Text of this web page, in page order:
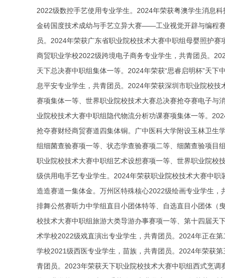
2022级数控手艺使用专业学生。2024年荣获粤澳学生消息
金砖国度技术成幼与手艺立异大赛——工业视觉开辟与编程
员。2024年荣获广东省职业院校技术大赛中职组母婴照护
商贸职业学校2022级跨境电子商务专业学生，共青团员。
天下总决赛中职组集体一等。2024年荣获“思睿启明杯”天
息平安专业学生，共青团员。2024年荣获深圳市职业院校
赛项集体一等、世界职业院校技术大赛总决赛抢夺赛电子与
业院校技术大赛中职组隐代物流分析功课赛项集体一等。
抢夺赛财经商贸赛道四集体铜。广中医科大学附设玉林卫生
组细菌查验赛项一等、状态学查验赛项二等、细菌查验项目
职业院校技术大赛中职组艺术设想赛项一等、世界职业院校
级供用电手艺专业学生。2024年荣获职业院校技术大赛中
造造赛道一集体金。万州区特殊核心2022级绘画专业学生
排舞公然赛听力中学组直目小团体特等、自选直目小团体（
校技术大赛中职组旅游大类导游办事赛项一等、第十四届天
术学校2022级戏直演出专业学生，共青团员。2024年正在
学校2021级西医专业学生，苗族，共青团员。2024年荣获
青团员。2023年荣获天下职业院校技术大赛中职组西式烹